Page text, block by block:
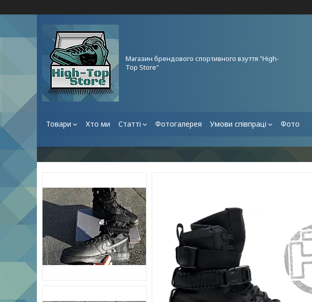
Магазин брендового спортивного взуття "High-
Top Store"
Товари Хто ми Статті Фотогалерея Умови співпраці Фото